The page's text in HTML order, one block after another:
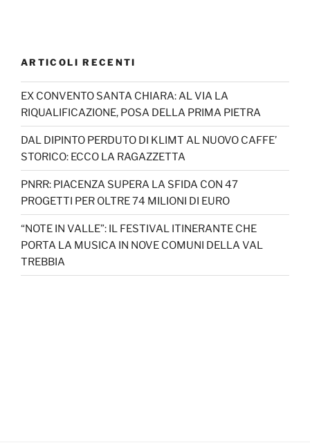
ARTICOLI RECENTI
EX CONVENTO SANTA CHIARA: AL VIA LA
RIQUALIFICAZIONE, POSA DELLA PRIMA PIETRA
DAL DIPINTO PERDUTO DI KLIMT AL NUOVO CAFFE’
STORICO: ECCO LA RAGAZZETTA
PNRR: PIACENZA SUPERA LA SFIDA CON 47
PROGETTI PER OLTRE 74 MILIONI DI EURO
“NOTE IN VALLE”: IL FESTIVAL ITINERANTE CHE
PORTA LA MUSICA IN NOVE COMUNI DELLA VAL
TREBBIA